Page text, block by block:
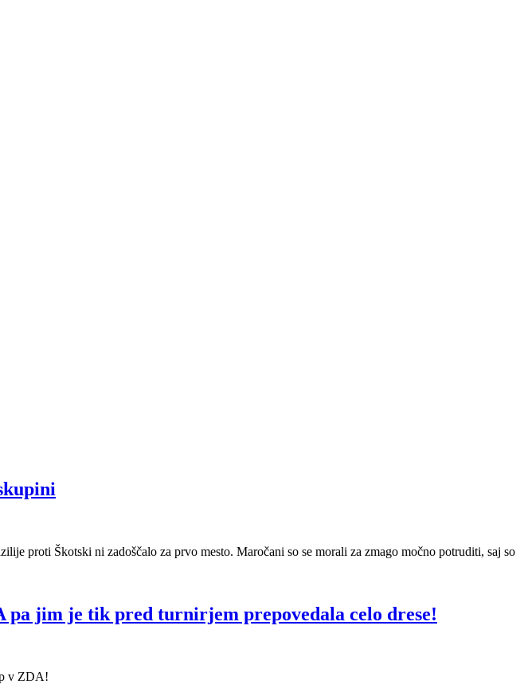
proti Škotski ni zadoščalo za prvo mesto. Maročani so se morali za zmago močno potruditi, saj so
jim je tik pred turnirjem prepovedala celo drese!
v ZDA!